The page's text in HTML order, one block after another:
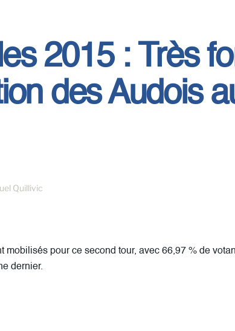
2015 : Très
des Audois
Quillivic
mobilisés pour ce second tour, avec 66,97 % de
dernier.